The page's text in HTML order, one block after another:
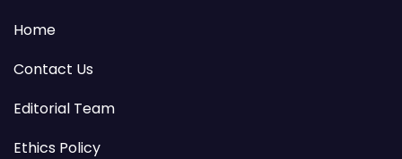
Home
Contact Us
Editorial Team
Ethics Policy